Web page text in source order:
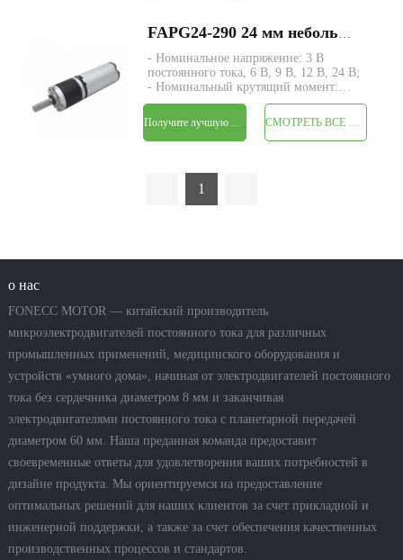
- Номинальное напряжение: 3 В
постоянного тока, 6 В, 9 В, 12 В, 24 В;
- Номинальный крутящий момент:
макс. 20 кгс-см; - Размер: Φ24 * Д
уточняется; - Вал: Φ6 мм, D-образный
вырез 0,5 мм; - Энкодер: магнитный
энкодер; - MOQ: 500 шт.;
1
о нас
FONECC MOTOR — китайский производитель
микроэлектродвигателей постоянного тока для различных
промышленных применений, медицинского оборудования и
устройств «умного дома», начиная от электродвигателей постоянного
тока без сердечника диаметром 8 мм и заканчивая
электродвигателями постоянного тока с планетарной передачей
диаметром 60 мм. Наша преданная команда предоставит
своевременные ответы для удовлетворения ваших потребностей в
дизайне продукта. Мы ориентируемся на предоставление
оптимальных решений для наших клиентов за счет прикладной и
инженерной поддержки, а также за счет обеспечения качественных
производственных процессов и стандартов.